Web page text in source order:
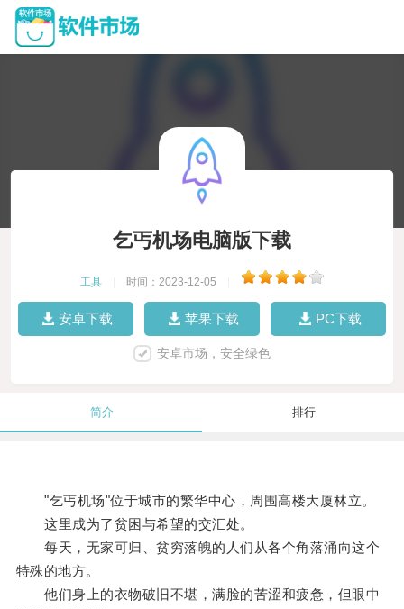
乞丐机场电脑版下载
工具 时间：2023-12-05
安卓下载 苹果下载 PC下载
安卓市场，安全绿色
简介 排行
"乞丐机场"位于城市的繁华中心，周围高楼大厦林立。
这里成为了贫困与希望的交汇处。
每天，无家可归、贫穷落魄的人们从各个角落涌向这个
特殊的地方。
他们身上的衣物破旧不堪，满脸的苦涩和疲惫，但眼中